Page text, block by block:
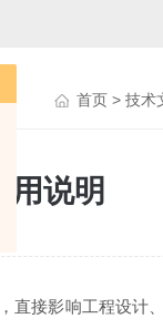
首页 > 技术
用说明
接影响工程设计、